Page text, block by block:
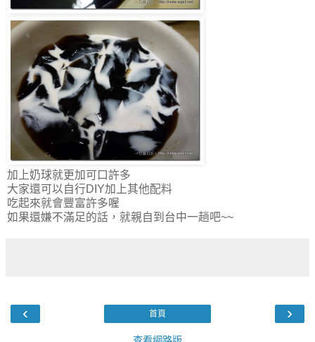
加上奶球就更加可口許多
大家還可以自行DIY加上其他配料
吃起來就會豐富許多喔
如果還嫌不滿足的話，就親自到台中一趟吧~~
‹ ›
首頁